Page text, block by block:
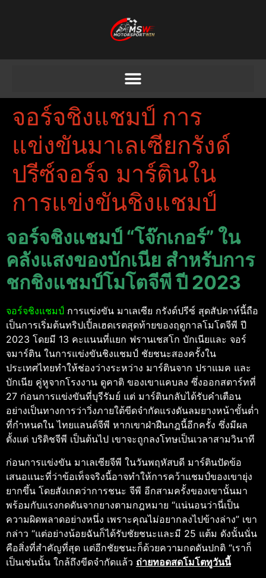
จอร์จชิงแชมป์ การ
แข่งขันมาเลเซียกรังด์
ปรีซ์จอร์จ มาร์ตินใน
การแข่งขันชิงแชมป์
จอร์จชิงแชมป์ “โจ๊กเกอร์” ใน
คลังแสงของบักเนีย สำหรับการ
ชกชิงแชมป์โมโตจีพี ปี 2023
จอร์จชิงแชมป์ การแข่งขัน มาเลเซีย กรังด์ปรีซ์ สุดสัปดาห์นี้ถือ
เป็นการเริ่มต้นทริปเปิ้ลเฮดเรตสุดท้ายของฤดูกาลโมโตจีพี ปี
2023 โดยมี 13 คะแนนที่แยก ฟรานเชสโก บักเนียและ จอร์
จมาร์ติน ในการแข่งขันชิงแชมป์ ชัยชนะสองครั้งใน
ประเทศไทยทำให้ช่องว่างระหว่าง มาร์ตินจาก ปราแมค และ
บักเนีย คู่หูจากโรงงาน ดูคาติ ของเขาแคบลง ซึ่งออกสตาร์ทที่
27 ก่อนการแข่งขันที่บุรีรัมย์ แต่ มาร์ตินกลับได้รับคำเตือน
อย่างเป็นทางการว่าวิ่งภายใต้ขีดจำกัดแรงดันลมยางหน้าขั้นต่ำ
ที่กำหนดใน ไทยแลนด์จีพี หากเขาฝ่าฝืนกฎนี้อีกครั้ง ซึ่งมีผล
ตั้งแต่ บริติชจีพี เป็นต้นไป เขาจะถูกลงโทษเป็นเวลาสามวินาที
ก่อนการแข่งขัน มาเลเซียจีพี ในวันพฤหัสบดี มาร์ตินปัดข้อ
เสนอแนะที่ว่าข้อเท็จจริงนี้อาจทำให้การคว้าแชมป์ของเขายุ่ง
ยากขึ้น โดยสังเกตว่าการชนะ จีพี อีกสามครั้งของเขานั้นมา
พร้อมกับแรงกดดันจากยางตามกฎหมาย “แน่นอนว่านี่เป็น
ความผิดพลาดอย่างหนึ่ง เพราะคุณไม่อยากลงไปข้างล่าง” เขา
กล่าว “แต่อย่างน้อยฉันก็ได้รับชัยชนะและมี 25 แต้ม ดังนั้นนั่น
คือสิ่งที่สำคัญที่สุด แต่อีกชัยชนะก็ด้วยความกดดันปกติ “เราก็
เป็นเช่นนั้น ใกล้ถึงขีดจำกัดแล้ว ถ่ายทอดสดโมโตทูวันนี้